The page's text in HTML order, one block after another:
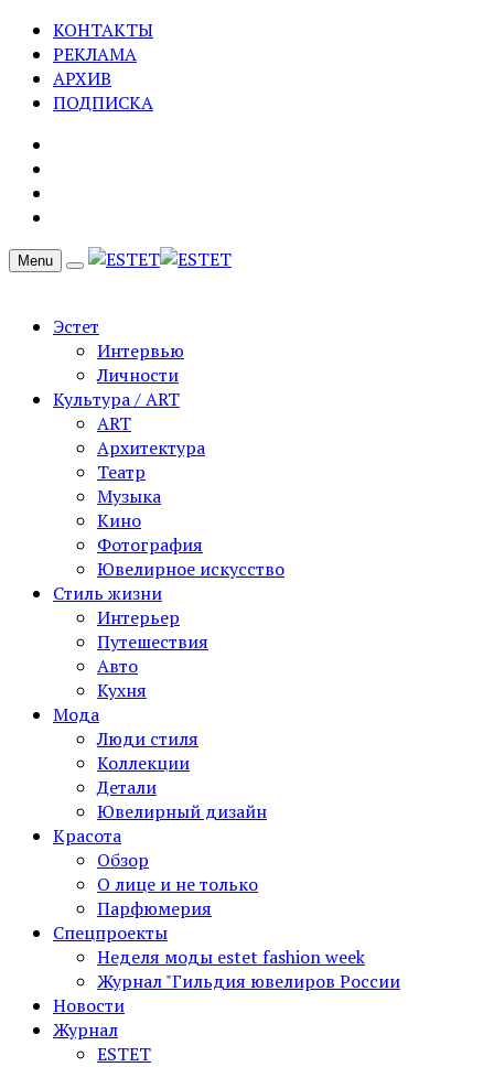
КОНТАКТЫ
РЕКЛАМА
АРХИВ
ПОДПИСКА
Menu
Эстет
Интервью
Личности
Культура / ART
ART
Архитектура
Театр
Музыка
Кино
Фотография
Ювелирное искусство
Стиль жизни
Интерьер
Путешествия
Авто
Кухня
Мода
Люди стиля
Коллекции
Детали
Ювелирный дизайн
Красота
Обзор
О лице и не только
Парфюмерия
Спецпроекты
Неделя моды estet fashion week
Журнал "Гильдия ювелиров России
Новости
Журнал
ESTET